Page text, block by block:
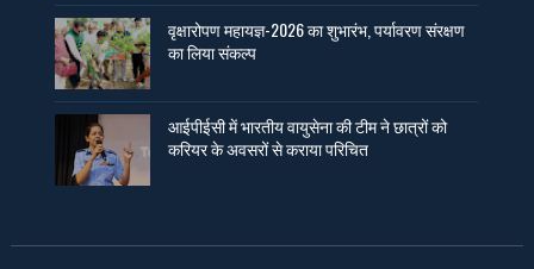
वृक्षारोपण महायज्ञ-2026 का शुभारंभ, पर्यावरण संरक्षण
का लिया संकल्प
आईपीईसी में भारतीय वायुसेना की टीम ने छात्रों को
करियर के अवसरों से कराया परिचित